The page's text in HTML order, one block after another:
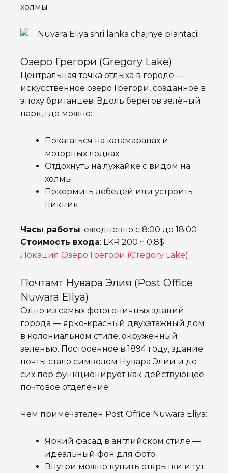
холмы
Озеро Грегори (Gregory Lake)
Центральная точка отдыха в городе —
искусственное озеро Грегори, созданное в
эпоху британцев. Вдоль берегов зелёный
парк, где можно:
Покататься на катамаранах и
моторных лодках
Отдохнуть на лужайке с видом на
холмы
Покормить лебедей или устроить
пикник
Часы работы: ежедневно с 8:00 до 18:00
Стоимость входа: LKR 200 ~ 0,8$
Локация Озеро Грегори (Gregory Lake)
Почтамт Нувара Элия (Post Office
Nuwara Eliya)
Одно из самых фотогеничных зданий
города — ярко-красный двухэтажный дом
в колониальном стиле, окружённый
зеленью. Построенное в 1894 году, здание
почты стало символом Нувара Элии и до
сих пор функционирует как действующее
почтовое отделение.
Чем примечателен Post Office Nuwara Eliya:
Яркий фасад в английском стиле —
идеальный фон для фото;
Внутри можно купить открытки и тут